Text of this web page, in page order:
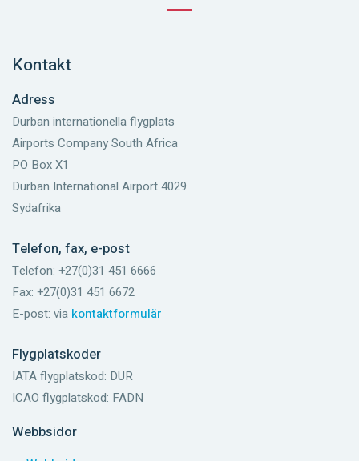
Kontakt
Adress
Durban internationella flygplats
Airports Company South Africa
PO Box X1
Durban International Airport 4029
Sydafrika
Telefon, fax, e-post
Telefon: +27(0)31 451 6666
Fax: +27(0)31 451 6672
E-post: via kontaktformulär
Flygplatskoder
IATA flygplatskod: DUR
ICAO flygplatskod: FADN
Webbsidor